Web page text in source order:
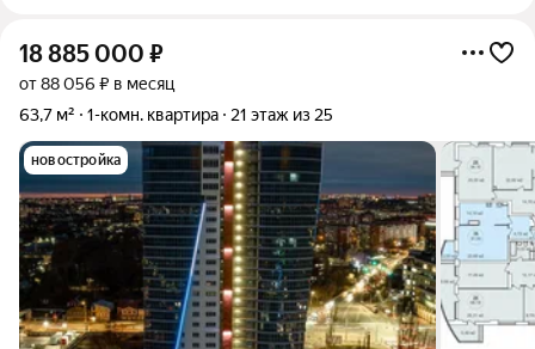
18 885 000 ₽
от 88 056 ₽ в месяц
63,7 м²
1-комн. квартира 21 этаж из 25
новостройка